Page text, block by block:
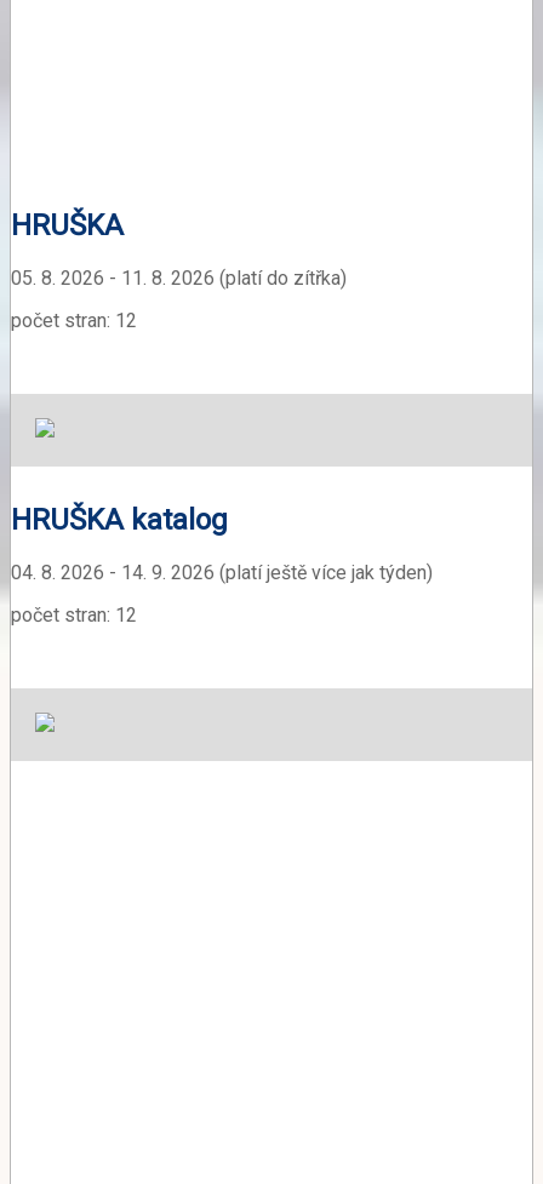
HRUŠKA
05. 8. 2026 - 11. 8. 2026 (platí do zítřka)
počet stran: 12
HRUŠKA katalog
04. 8. 2026 - 14. 9. 2026 (platí ještě více jak týden)
počet stran: 12